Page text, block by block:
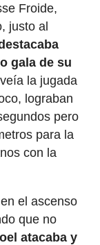
Froide,
justo al
gala de su
la jugada
lograban
pero
para la
con la
el ascenso
que no
atacaba y